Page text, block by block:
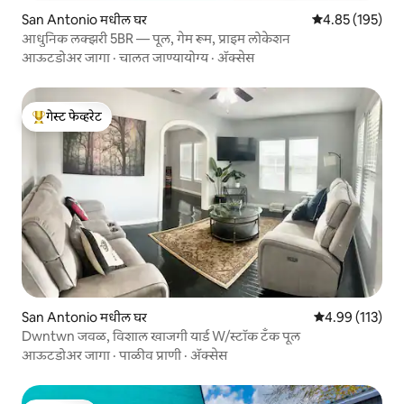
San Antonio मधील घर 5 पैकी 4.85
4.85 (195)
आधुनिक लक्झरी 5BR — पूल, गेम रूम, प्राइम लोकेशन
आऊटडोअर जागा ·चालत जाण्यायोग्य· ॲक्सेस
टॉप गेस्ट फेव्हरेट
गेस्ट फेव्हरेट
San Antonio मधील घर 5 पैकी 4.99
4.99 (113)
Dwntwn जवळ, विशाल खाजगी यार्ड W/स्टॉक टँक पूल
आऊटडोअर जागा ·पाळीव प्राणी · ॲक्सेस